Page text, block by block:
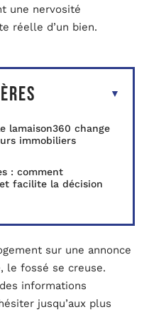
une nervosité
réelle d’un bien.
lamaison360 change
immobiliers
: comment
facilite la décision
sur une annonce
le fossé se creuse.
informations
jusqu’aux plus